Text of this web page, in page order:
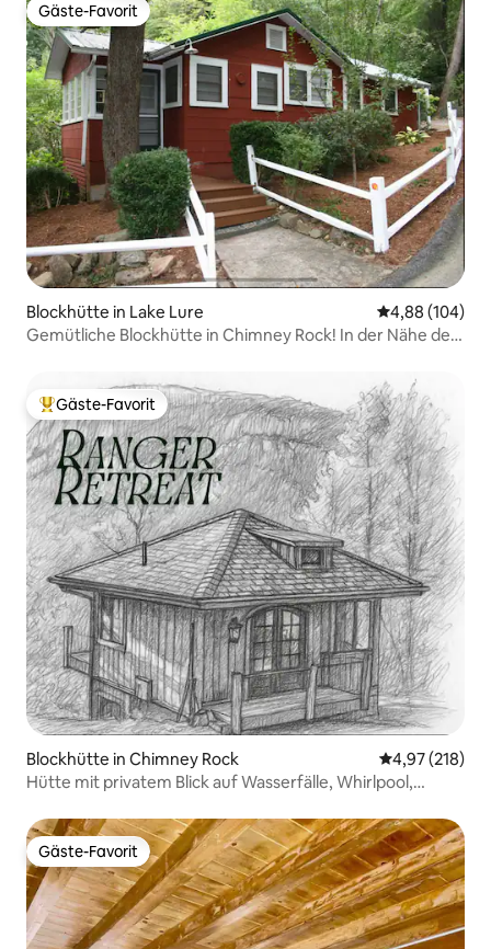
Gäste-Favorit
Gäste-Favorit
Blockhütte in Lake Lure
4,88 (104)
Gemütliche Blockhütte in Chimney Rock! In der Nähe der
Beliebter Gäste-Favorit.
Gäste-Favorit
Blockhütte in Chimney Rock
4,97 (218)
Hütte mit privatem Blick auf Wasserfälle, Whirlpool,
Gäste-Favorit
Gäste-Favorit